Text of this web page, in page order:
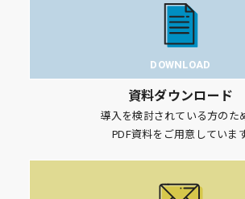
DOWNLOAD
資料ダウンロード
導入を検討されている方のた
PDF資料をご用意していま